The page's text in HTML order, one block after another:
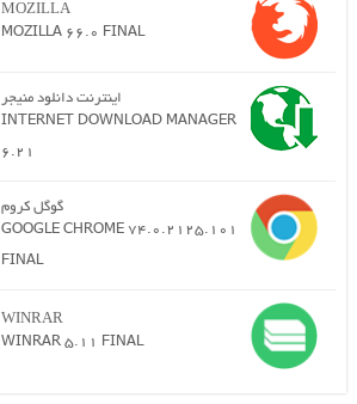
MOZILLA
MOZILLA 66.0 FINAL
اینترنت دانلود منیجر
INTERNET DOWNLOAD MANAGER
6.21
گوگل کروم
GOOGLE CHROME 74.0.2125.101
FINAL
WINRAR
WINRAR 5.11 FINAL